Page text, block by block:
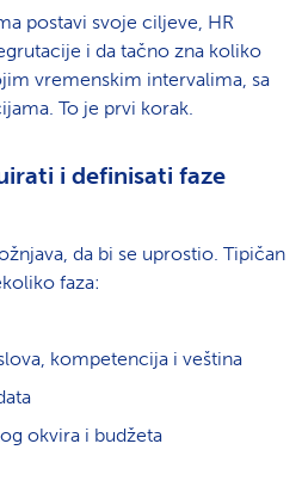
postavi svoje ciljeve, HR
i da tačno zna koliko
vremenskim intervalima, sa
To je prvi korak.
i definisati faze
da bi se uprostio. Tipičan
faza:
kompetencija i veština
okvira i budžeta